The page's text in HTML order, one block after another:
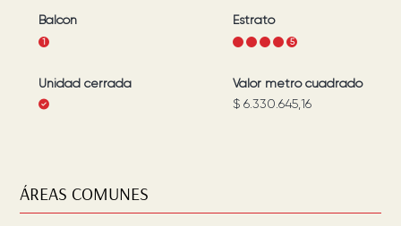
Balcón
1
Estrato
4 5
Unidad cerrada
Valor metro cuadrado
$ 6.330.645,16
ÁREAS COMUNES